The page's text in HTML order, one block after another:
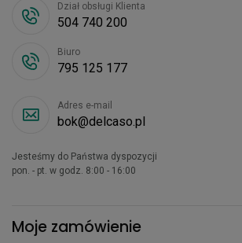
Moje zamówienie
Dział obsługi Klienta
504 740 200
Biuro
795 125 177
Adres e-mail
bok@delcaso.pl
Jesteśmy do Państwa dyspozycji
pon. - pt. w godz. 8:00 - 16:00